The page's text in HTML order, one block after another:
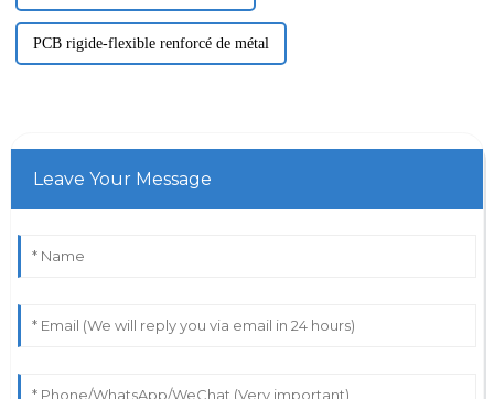
PCB rigide-flexible renforcé de métal
Leave Your Message